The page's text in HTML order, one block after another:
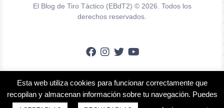
El Blog de Tiro Táctico (EBdT2) © 2026. Todos los
derechos reservados.
Esta web utiliza cookies para funcionar correctamente que
recopilan y almacenan información sobre tu navegación. Puedes
En calidad de Afiliado de Amazon, obtengo ingresos por las compras
adscritas que cumplen los requisitos aplicables.